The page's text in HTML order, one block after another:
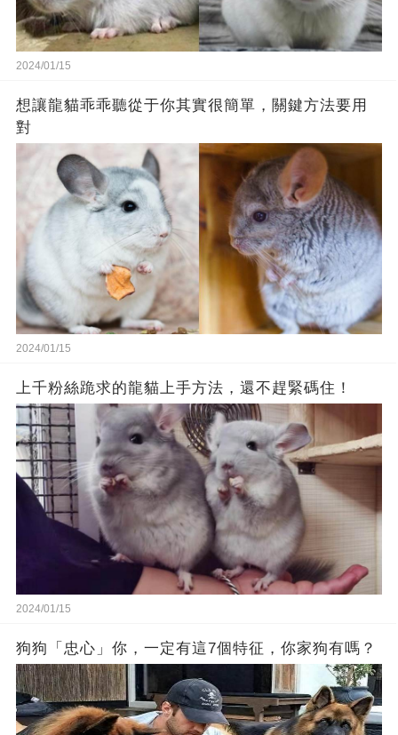
2024/01/15
想讓龍貓乖乖聽從于你其實很簡單，關鍵方法要用
對
2024/01/15
上千粉絲跪求的龍貓上手方法，還不趕緊碼住！
2024/01/15
狗狗「忠心」你，一定有這7個特征，你家狗有嗎？